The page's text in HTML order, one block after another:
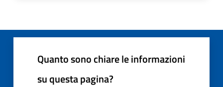
Quanto sono chiare le informazioni
su questa pagina?